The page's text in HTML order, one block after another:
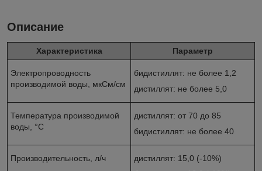
Описание
Характеристика Параметр
Электропроводность
производимой воды, мкСм/см
бидистиллят: не более 1,2
дистиллят: не более 5,0
Температура производимой
воды, °С
дистиллят: от 70 до 85
бидистиллят: не более 40
Производительность, л/ч
дистиллят: 15,0 (-10%)